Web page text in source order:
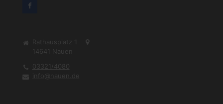
Rathausplatz 1
14641
Nauen
03321/4080
info@nauen.de